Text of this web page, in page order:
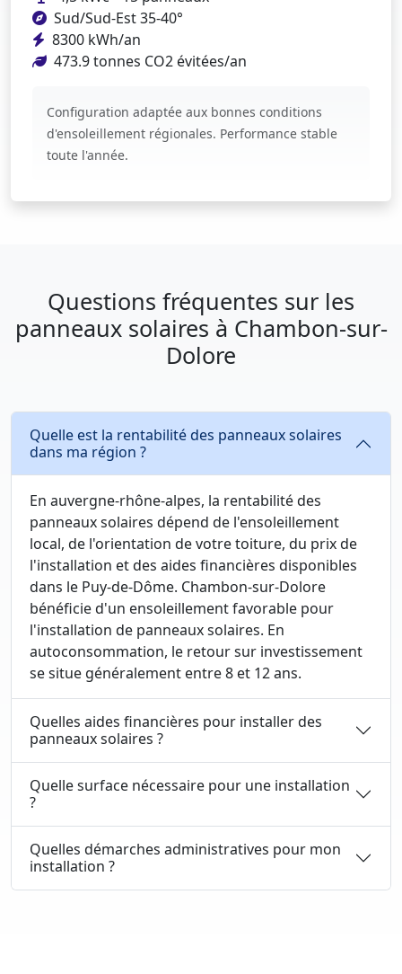
Sud/Sud-Est 35-40°
8300 kWh/an
473.9 tonnes CO2 évitées/an
Configuration adaptée aux bonnes conditions
d'ensoleillement régionales. Performance stable
toute l'année.
Questions fréquentes sur les
panneaux solaires à Chambon-sur-
Dolore
Quelle est la rentabilité des panneaux solaires
dans ma région ?
En auvergne-rhône-alpes, la rentabilité des
panneaux solaires dépend de l'ensoleillement
local, de l'orientation de votre toiture, du prix de
l'installation et des aides financières disponibles
dans le Puy-de-Dôme. Chambon-sur-Dolore
bénéficie d'un ensoleillement favorable pour
l'installation de panneaux solaires. En
autoconsommation, le retour sur investissement
se situe généralement entre 8 et 12 ans.
Quelles aides financières pour installer des
panneaux solaires ?
Quelle surface nécessaire pour une installation
?
Quelles démarches administratives pour mon
installation ?